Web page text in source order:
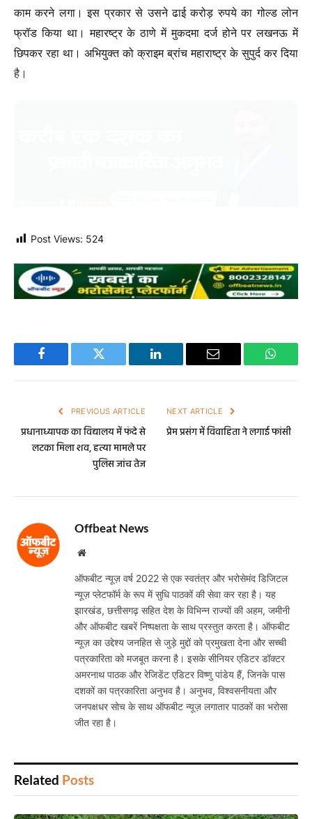
काम करने लगा। इस प्रकार से उसने ढाई करोड़ रुपये का गोल्ड लोन
फ्रॉड किया था। महारष्ट्र के ठाणे में मुकदमा दर्ज होने पर लखनऊ में
छिपकर रहा था। अभियुक्त को क्राइम ब्रांच महाराष्ट्र के सुपुर्द कर दिया
है।
Post Views: 524
Facebook Twitter LinkedIn Email
PREVIOUS ARTICLE
प्रधानाध्यापक का विद्यालय में फंदे से
लटका मिला शव, हत्या मामले पर
पुलिस जांच तेज
NEXT ARTICLE
प्रेम प्रसंग में विवाहिता ने लगाई फांसी
Offbeat News
Website
ऑफबीट न्यूज़ वर्ष 2022 से एक स्वतंत्र और भरोसेमंद डिजिटल
न्यूज़ प्लेटफॉर्म के रूप में सुधि पाठकों की सेवा कर रहा है। यह
झारखंड, छत्तीसगढ़ सहित देश के विभिन्न राज्यों की अहम, जमीनी
और ऑफबीट खबरें निष्पक्षता के साथ प्रस्तुत करता है। ऑफबीट
न्यूज़ का उद्देश्य जनहित से जुड़े मुद्दों को प्रमुखता देना और सच्ची
पत्रकारिता को मजबूत करना है। इसके सीनियर एडिटर डॉक्टर
अमरनाथ पाठक और रेजिडेंट एडिटर विष्णु पांडेय हैं, जिनके पास
दशकों का पत्रकारिता अनुभव है। अनुभव, विश्वसनीयता और
जनपक्षधर सोच के साथ ऑफबीट न्यूज़ लगातार पाठकों का भरोसा
जीत रहा है।
Related Posts